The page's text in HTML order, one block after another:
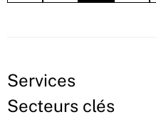
Services
Secteurs clés